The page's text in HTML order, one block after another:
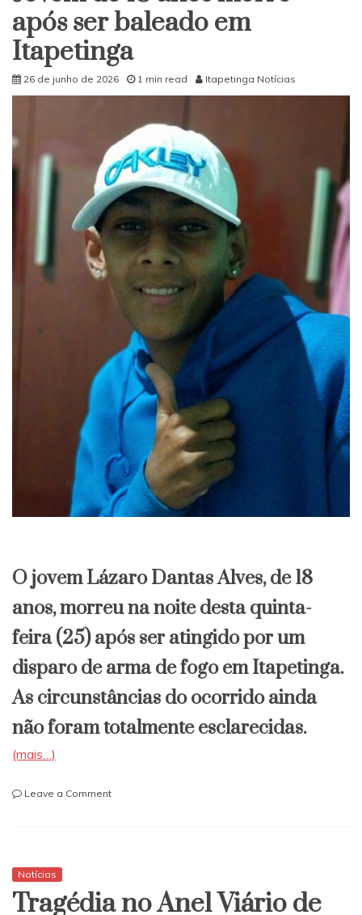
que
tinha
como
destino
o
Itapetinga
após ser baleado em
Itapetinga
26 de junho de 2026 1 min read Itapetinga Notícias
​O jovem Lázaro Dantas Alves, de 18
anos, morreu na noite desta quinta-
feira (25) após ser atingido por um
disparo de arma de fogo em Itapetinga.
As circunstâncias do ocorrido ainda
não foram totalmente esclarecidas.
(mais…)
Leave a Commenton
após
Notícias
Tragédia no Anel Viário de